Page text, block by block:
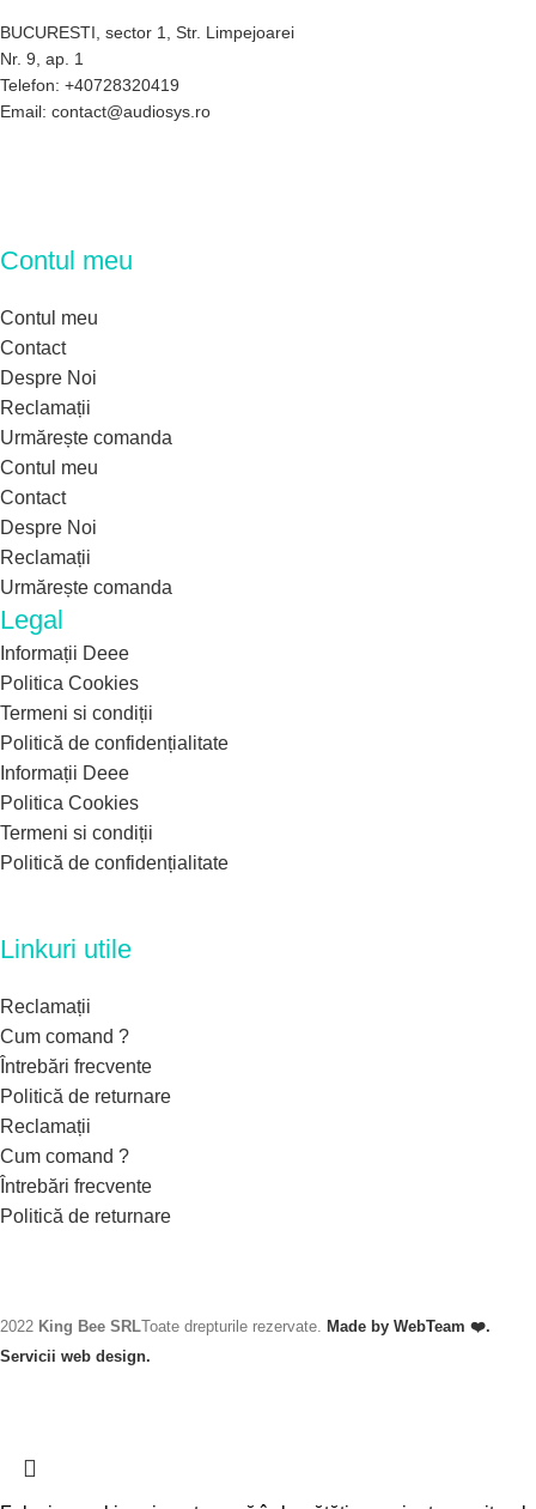
BUCURESTI, sector 1, Str. Limpejoarei
Nr. 9, ap. 1
Telefon: +40728320419
Email: contact@audiosys.ro
Contul meu
Contul meu
Contact
Despre Noi
Reclamații
Urmărește comanda
Contul meu
Contact
Despre Noi
Reclamații
Urmărește comanda
Legal
Informații Deee
Politica Cookies
Termeni si condiții
Politică de confidențialitate
Informații Deee
Politica Cookies
Termeni si condiții
Politică de confidențialitate
Linkuri utile
Reclamații
Cum comand ?
Întrebări frecvente
Politică de returnare
Reclamații
Cum comand ?
Întrebări frecvente
Politică de returnare
2022 King Bee SRLToate drepturile rezervate. Made by WebTeam ❤️.
Servicii web design.